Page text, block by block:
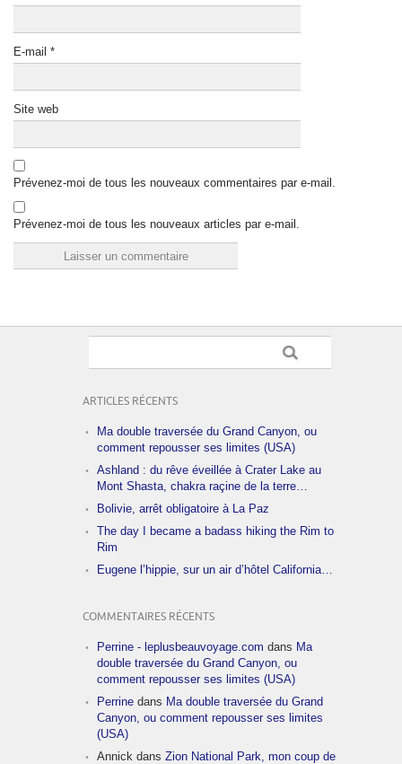
E-mail *
Site web
Prévenez-moi de tous les nouveaux commentaires par e-mail.
Prévenez-moi de tous les nouveaux articles par e-mail.
ARTICLES RÉCENTS
Ma double traversée du Grand Canyon, ou
comment repousser ses limites (USA)
Ashland : du rêve éveillée à Crater Lake au
Mont Shasta, chakra raçine de la terre…
Bolivie, arrêt obligatoire à La Paz
The day I became a badass hiking the Rim to
Rim
Eugene l’hippie, sur un air d’hôtel California…
COMMENTAIRES RÉCENTS
Perrine - leplusbeauvoyage.com dans Ma
double traversée du Grand Canyon, ou
comment repousser ses limites (USA)
Perrine dans Ma double traversée du Grand
Canyon, ou comment repousser ses limites
(USA)
Annick dans Zion National Park, mon coup de